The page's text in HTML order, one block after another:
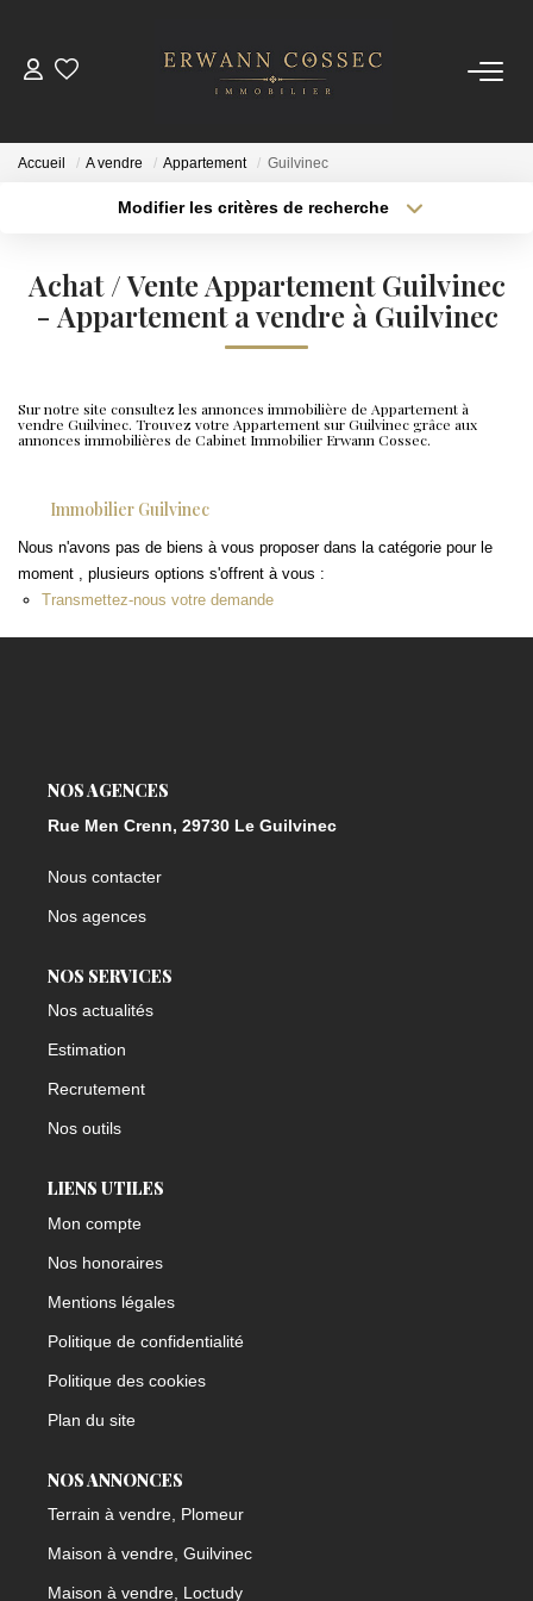
NOTRE AGENCE
Nos Actualités
Accueil A vendre Appartement Guilvinec
Modifier les critères de recherche
Sélectionnez...
Type de bien
Surface min
Créer une alerte
Achat / Vente Appartement Guilvinec
- Appartement a vendre à Guilvinec
Sur notre site consultez les annonces immobilière de Appartement à
vendre Guilvinec. Trouvez votre Appartement sur Guilvinec grâce aux
annonces immobilières de Cabinet Immobilier Erwann Cossec.
Immobilier Guilvinec
Nous n'avons pas de biens à vous proposer dans la catégorie pour le
moment , plusieurs options s'offrent à vous :
Transmettez-nous votre demande
NOS AGENCES
Rue Men Crenn, 29730 Le Guilvinec
Nous contacter
Nos agences
NOS SERVICES
Nos actualités
Estimation
Recrutement
Nos outils
LIENS UTILES
Mon compte
Nos honoraires
Mentions légales
Politique de confidentialité
Politique des cookies
Plan du site
NOS ANNONCES
Terrain à vendre, Plomeur
Maison à vendre, Guilvinec
Maison à vendre, Loctudy